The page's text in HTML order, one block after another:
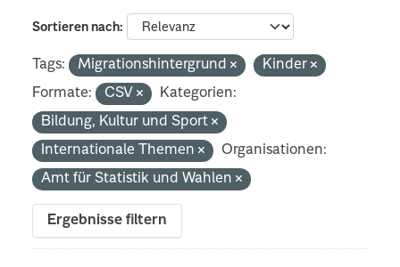
Sortieren nach
Tags: Migrationshintergrund
Kinder
Formate:
CSV
Kategorien:
Bildung, Kultur und Sport
Internationale Themen
Organisationen:
Amt für Statistik und Wahlen
Ergebnisse filtern